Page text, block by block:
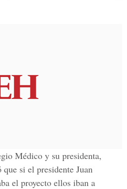
Médico y su presidenta,
que si el presidente Juan
el proyecto ellos iban a